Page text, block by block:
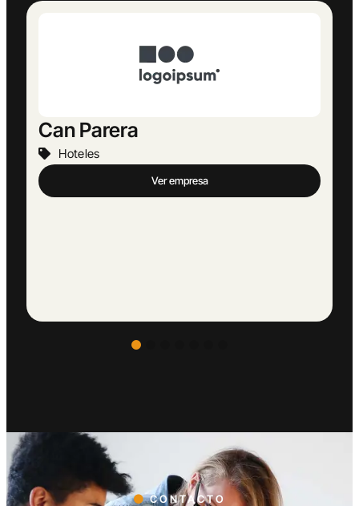
Europeu Parets de Baix
Hoteles
Ver empresa
CONTACTO